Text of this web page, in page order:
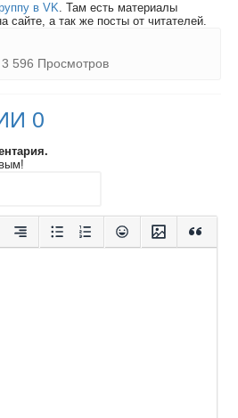
в VK. Там есть материалы
сайте, а так же посты от читателей.
596 Просмотров
0